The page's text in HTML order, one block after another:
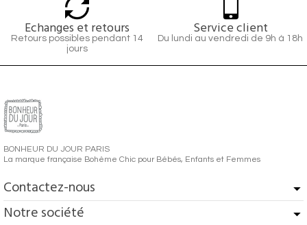
Echanges et retours
Retours possibles pendant 14
jours
Service client
Du lundi au vendredi de 9h à 18h
BONHEUR DU JOUR PARIS
La marque française Bohème Chic pour Bébés, Enfants et Femmes
Contactez-nous
Notre société